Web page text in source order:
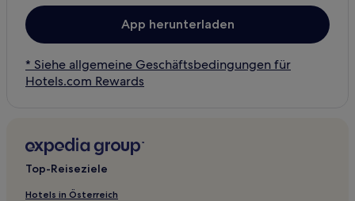
App herunterladen
* Siehe allgemeine Geschäftsbedingungen für
Hotels.com Rewards
Top-Reiseziele
Hotels in Österreich